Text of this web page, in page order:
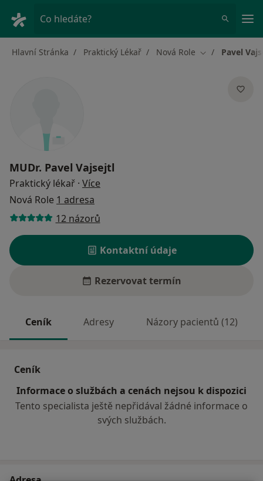
Co hledáte?
Hlavní Stránka Praktický Lékař Nová Role Změna města
Pavel
MUDr. Pavel Vajsejtl
Praktický lékař · Více
Nová Role 1 adresa
12 názorů
Kontaktní údaje
Rezervovat termín
Ceník Adresy Názory pacientů (12)
Ceník
Informace o službách a cenách nejsou k dispozici
Tento specialista ještě nepřidával žádné informace o
svých službách.